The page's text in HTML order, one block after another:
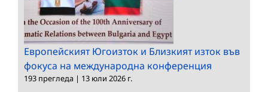
Европейският Югоизток и Близкият изток във
фокуса на международна конференция
193 прегледа | 13 юли 2026 г.